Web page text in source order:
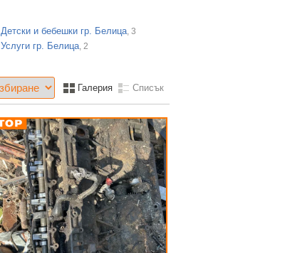
Детски и бебешки гр. Белица, 3
Услуги гр. Белица, 2
Галерия Списък